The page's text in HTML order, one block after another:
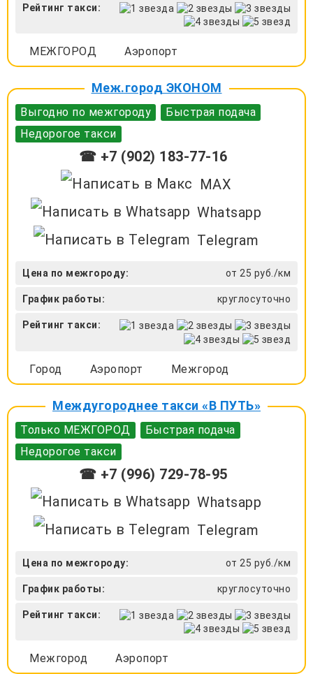
Рейтинг такси:
МЕЖГОРОД Аэропорт
Меж.город ЭКОНОМ
Выгодно по межгороду
Быстрая подача
Недорогое такси
☎ +7 (902) 183-77-16
MAX
Whatsapp
Telegram
Цена по межгороду: от 25 руб./км
График работы: круглосуточно
Рейтинг такси:
Город Аэропорт Межгород
Междугороднее такси «В ПУТЬ»
Только МЕЖГОРОД
Быстрая подача
Недорогое такси
☎ +7 (996) 729-78-95
Whatsapp
Telegram
Цена по межгороду: от 25 руб./км
График работы: круглосуточно
Рейтинг такси:
Межгород Аэропорт